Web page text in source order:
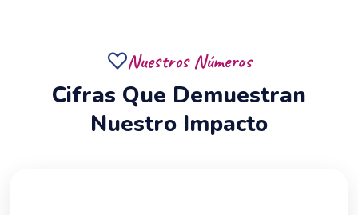
Nuestros Números
Cifras Que Demuestran
Nuestro Impacto